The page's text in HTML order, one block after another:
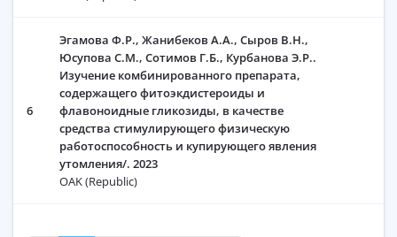
6
Эгамова Ф.Р., Жанибеков А.А., Сыров В.Н.,
Юсупова С.М., Сотимов Г.Б., Курбанова Э.Р..
Изучение комбинированного препарата,
содержащего фитоэкдистероиды и
флавоноидные гликозиды, в качестве
средства стимулирующего физическую
работоспособность и купирующего явления
утомления/. 2023
OAK (Republic)